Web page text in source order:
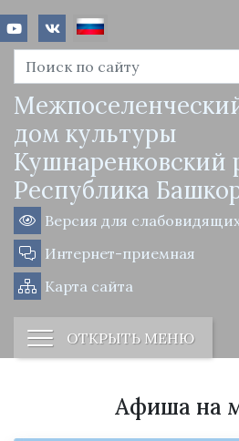
дом культуры
Кушнаренковский
Республика
Версия для
Интернет-приемная
Карта сайта
ОТКРЫТЬ МЕНЮ
Афиша на